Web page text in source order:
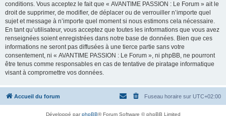
conditions. Vous acceptez le fait que « AVANTIME PASSION : Le Forum » ait le
droit de supprimer, de modifier, de déplacer ou de verrouiller n’importe quel
sujet et message à n’importe quel moment si nous estimons cela nécessaire.
En tant qu’utilisateur, vous acceptez que toutes les informations que vous avez
renseignées soient enregistrées dans notre base de données. Bien que ces
informations ne seront pas diffusées à une tierce partie sans votre
consentement, ni « AVANTIME PASSION : Le Forum », ni phpBB, ne pourront
être tenus comme responsables en cas de tentative de piratage informatique
visant à compromettre vos données.
Accueil du forum Fuseau horaire sur UTC+02:00
Développé parphpBB® Forum Software © phpBB Limited